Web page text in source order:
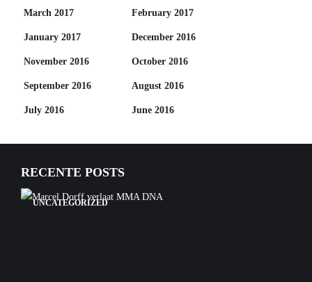
March 2017 February 2017
January 2017 December 2016
November 2016 October 2016
September 2016 August 2016
July 2016 June 2016
RECENTE POSTS
UNCATEGORIZED